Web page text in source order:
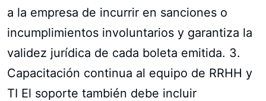
a la empresa de incurrir en sanciones o
incumplimientos involuntarios y garantiza la
validez jurídica de cada boleta emitida. 3.
Capacitación continua al equipo de RRHH y
TI El soporte también debe incluir